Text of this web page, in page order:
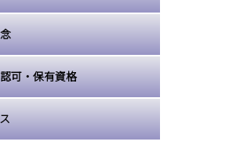
可・保有資格